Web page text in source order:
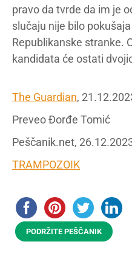
pravo da tvrde da im je
slučaju nije bilo
Republikanske stranke.
kandidata će ostati
The Guardian,
Preveo Đorđe Tomić
Peščanik.net,
TRAMPOZOIK
PODRŽITE PEŠČANIK